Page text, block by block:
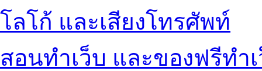
โลโก้ และเสียงโทรศัพท์
สอนทำเว็บ และของฟรีทำ